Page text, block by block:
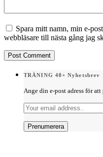
Spara mitt namn, min e-
webbläsare till nästa gång jag
TRÄNING 40+ Nyhetsbrev
Ange din e-post adress för